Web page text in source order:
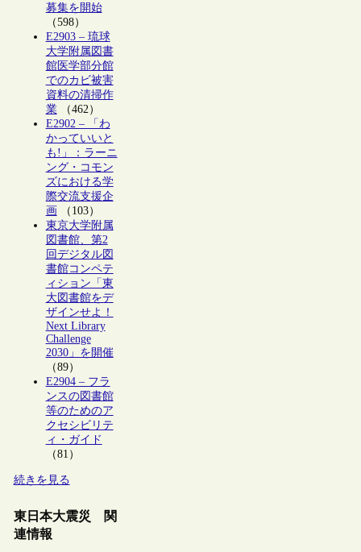
募集を開始
（598）
E2903 – 琉球
大学附属図書
館医学部分館
でのカビ被害
資料の清掃作
業（462）
E2902 – 「わ
かっていいと
も!」：ラーニ
ング・コモン
ズにおける学
際交流支援企
画（103）
東京大学附属
図書館、第2
回デジタル図
書館コンペテ
ィション「東
大図書館をデ
ザインせよ！
Next Library
Challenge
2030」を開催
（89）
E2904 – フラ
ンスの図書館
等のためのア
クセシビリテ
ィ・ガイド
（81）
続きを見る
東日本大震災 関
連情報